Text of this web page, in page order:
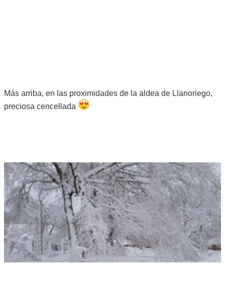
Más arriba, en las proximidades de la aldea de Llanoriego,
preciosa cencellada